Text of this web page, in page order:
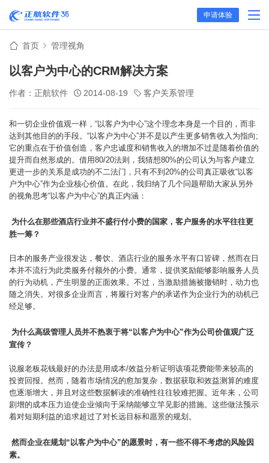
申请体验
首页 管理视角
以客户为中心的CRM解决方案
作者：正航软件 2014-08-19 客户关系管理
和一切企业价值观一样，“以客户为中心”这个理念本身是一个目的，而非
达到其他目的的手段。“以客户为中心”并不是以产生更多销售收入为指向;
它的重点在于价值创造，客户忠诚度和销售收入的增加不过是随着价值的
提升而自然形成的。借用80/20法则，我猜想80%的公司认为与客户建立
更进一步的关系是成功的不二法门，只有不到20%的公司真正吸收“以客
户为中心”作为企业核心价值。在此，我归纳了几个问题帮助大家从另外
的视角思考“以客户为中心”的真正内涵：
为什么在那些酒店行业并不盛行付小费的国家，客户服务的水平往往更
胜一筹？
日本的服务产业很发达，餐饮、酒店行业的服务水平有口皆碑，然而在日
本并不流行为此类服务付额外的小费。通常，提供奖励能够影响服务人员
的行为动机，产生明显的正面效果。不过，当激励措施被撤销时，动力也
随之消失。对很多企业而言，将履行对客户的承诺作为企业行为的动机已
经足够。
为什么高级管理人员并不热衷于将“以客户为中心”作为公司价值观广泛
宣传？
说服老板花钱最好的办法是用成本/效益分析证明该项花费能带来较高的
投资回报。然而，随着市场情况的愈加复杂，数据获取和效益测算的难度
也逐渐增大，并且对这些数据解读的准确性往往较难把握。近年来，公司
剧增的成本压力迫使企业倾向于采纳能够立竿见影的措施。这些做法预示
着对短期利益的追求超过了对长远目标和愿景的规划。
然而企业在规划“以客户为中心”的愿景时，有一些不得不考虑的风险因
素。